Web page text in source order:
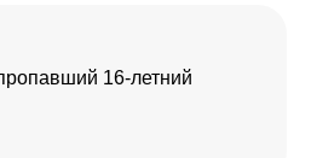
16-летний